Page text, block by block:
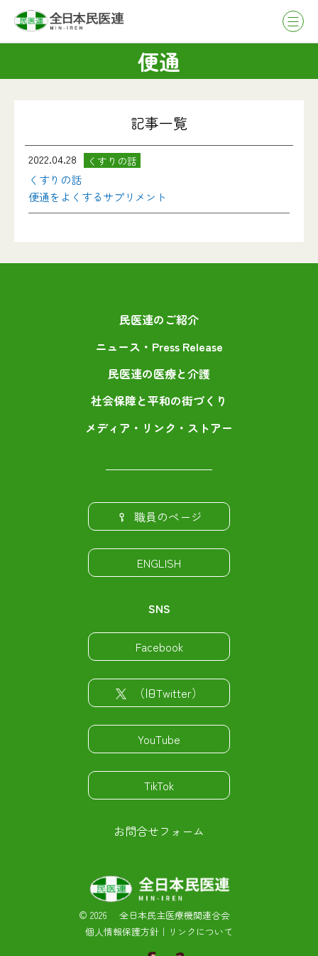
便通
記事一覧
2022.04.28 くすりの話
くすりの話
便通をよくするサプリメント
民医連のご紹介
ニュース・Press Release
民医連の医療と介護
社会保障と平和の街づくり
メディア・リンク・ストアー
職員のページ
ENGLISH
SNS
Facebook
（旧Twitter）
YouTube
TikTok
お問合せフォーム
© 2026 全日本民主医療機関連合会
個人情報保護方針 ｜ リンクについて